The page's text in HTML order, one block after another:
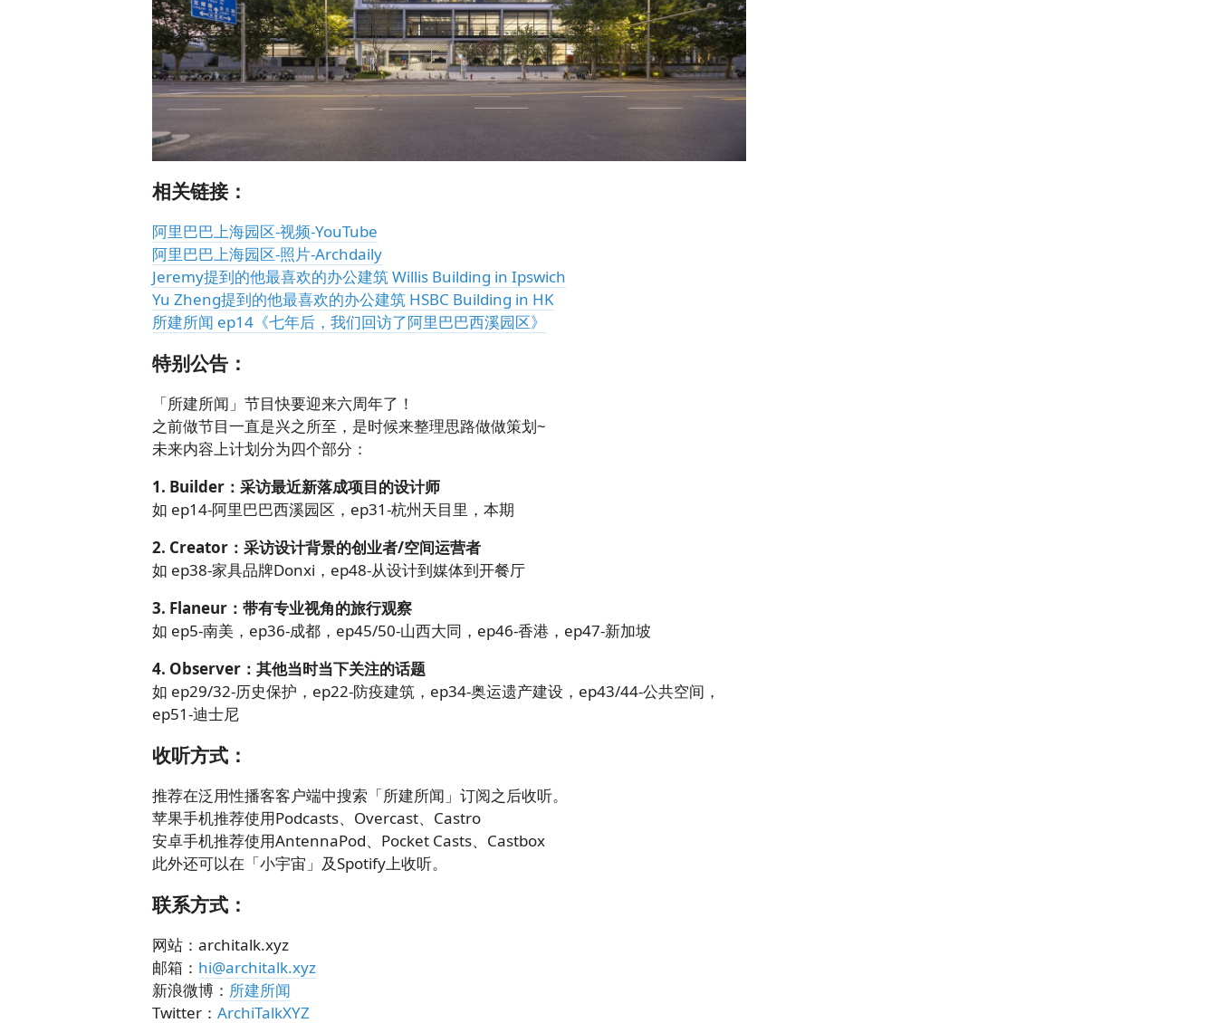
相关链接：
阿里巴巴上海园区-视频-YouTube
阿里巴巴上海园区-照片-Archdaily
Jeremy提到的他最喜欢的办公建筑 Willis Building in Ipswich
Yu Zheng提到的他最喜欢的办公建筑 HSBC Building in HK
所建所闻 ep14《七年后，我们回访了阿里巴巴西溪园区》
特别公告：
「所建所闻」节目快要迎来六周年了！
之前做节目一直是兴之所至，是时候来整理思路做做策划~
未来内容上计划分为四个部分：
1. Builder：采访最近新落成项目的设计师
如 ep14-阿里巴巴西溪园区，ep31-杭州天目里，本期
2. Creator：采访设计背景的创业者/空间运营者
如 ep38-家具品牌Donxi，ep48-从设计到媒体到开餐厅
3. Flaneur：带有专业视角的旅行观察
如 ep5-南美，ep36-成都，ep45/50-山西大同，ep46-香港，ep47-新加坡
4. Observer：其他当时当下关注的话题
如 ep29/32-历史保护，ep22-防疫建筑，ep34-奥运遗产建设，ep43/44-公共空间，
ep51-迪士尼
收听方式：
推荐在泛用性播客客户端中搜索「所建所闻」订阅之后收听。
苹果手机推荐使用Podcasts、Overcast、Castro
安卓手机推荐使用AntennaPod、Pocket Casts、Castbox
此外还可以在「小宇宙」及Spotify上收听。
联系方式：
网站：architalk.xyz
邮箱： hi@architalk.xyz
新浪微博： 所建所闻
Twitter： ArchiTalkXYZ